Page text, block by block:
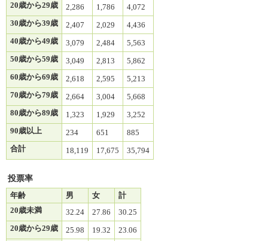
20歳から29歳
2,286 1,786
4,072
30歳から39歳
2,407 2,029
4,436
40歳から49歳
3,079 2,484
5,563
50歳から59歳
3,049 2,813
5,862
60歳から69歳
2,618 2,595
5,213
70歳から79歳
2,664 3,004
5,668
80歳から89歳
1,323 1,929
3,252
90歳以上
234 651
885
合計
18,119 17,675 35,794
投票率
年齢
男 女
計
20歳未満
32.24 27.86
30.25
20歳から29歳
25.98 19.32
23.06